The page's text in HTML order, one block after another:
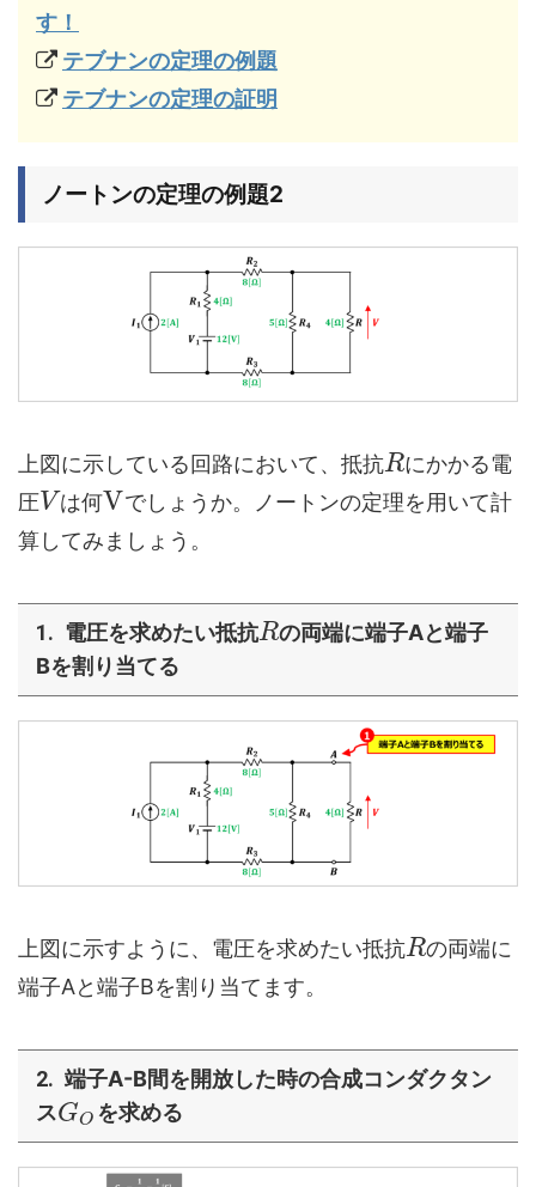
す！
テブナンの定理の例題
テブナンの定理の証明
ノートンの定理の例題2
上図に示している回路において、抵抗Rにかかる電
圧V は何Vでしょうか。ノートンの定理を用いて計
算してみましょう。
電圧を求めたい抵抗Rの両端に端子Aと端子
Bを割り当てる
上図に示すように、電圧を求めたい抵抗Rの両端に
端子Aと端子Bを割り当てます。
端子A-B間を開放した時の合成コンダクタン
スGO を求める